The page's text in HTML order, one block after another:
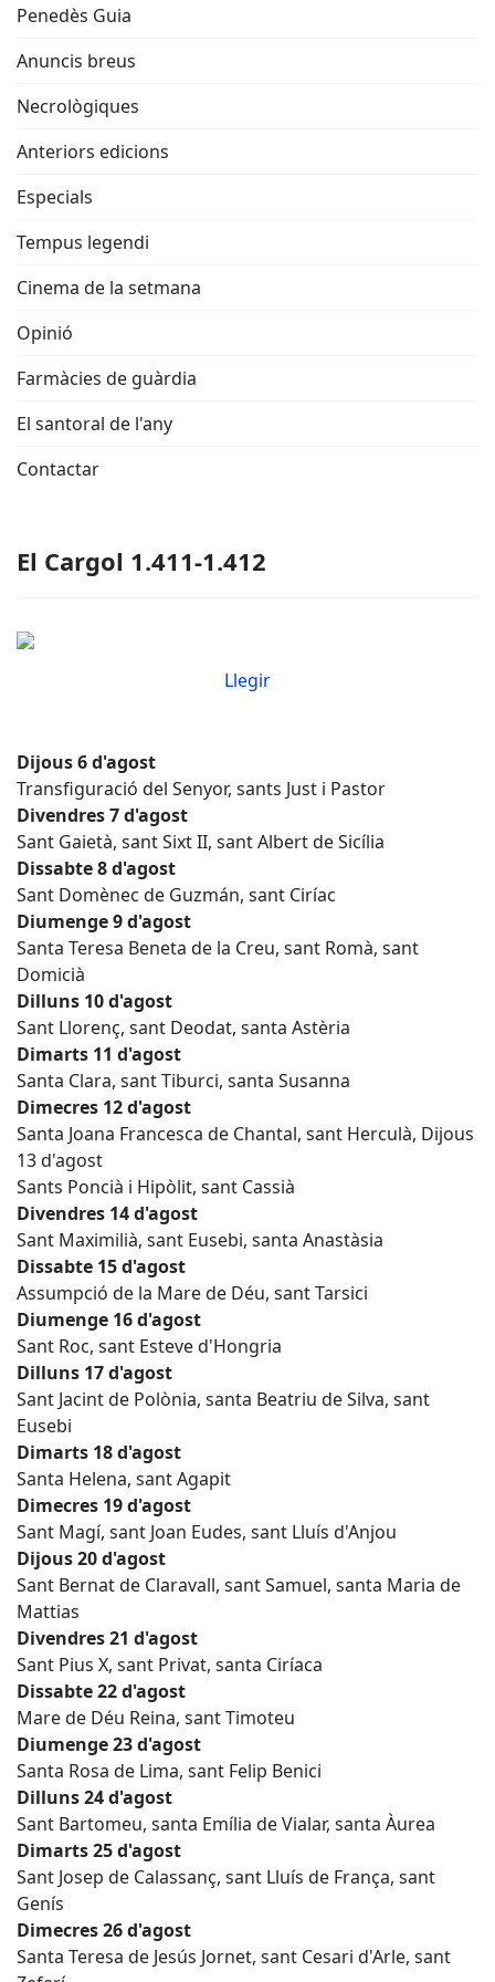
Penedès Guia
Anuncis breus
Necrològiques
Anteriors edicions
Especials
Tempus legendi
Cinema de la setmana
Opinió
Farmàcies de guàrdia
El santoral de l'any
Contactar
El Cargol 1.411-1.412
Llegir
Dijous 6 d'agost
Transfiguració del Senyor, sants Just i Pastor
Divendres 7 d'agost
Sant Gaietà, sant Sixt II, sant Albert de Sicília
Dissabte 8 d'agost
Sant Domènec de Guzmán, sant Ciríac
Diumenge 9 d'agost
Santa Teresa Beneta de la Creu, sant Romà, sant
Domicià
Dilluns 10 d'agost
Sant Llorenç, sant Deodat, santa Astèria
Dimarts 11 d'agost
Santa Clara, sant Tiburci, santa Susanna
Dimecres 12 d'agost
Santa Joana Francesca de Chantal, sant Herculà, Dijous
13 d'agost
Sants Poncià i Hipòlit, sant Cassià
Divendres 14 d'agost
Sant Maximilià, sant Eusebi, santa Anastàsia
Dissabte 15 d'agost
Assumpció de la Mare de Déu, sant Tarsici
Diumenge 16 d'agost
Sant Roc, sant Esteve d'Hongria
Dilluns 17 d'agost
Sant Jacint de Polònia, santa Beatriu de Silva, sant
Eusebi
Dimarts 18 d'agost
Santa Helena, sant Agapit
Dimecres 19 d'agost
Sant Magí, sant Joan Eudes, sant Lluís d'Anjou
Dijous 20 d'agost
Sant Bernat de Claravall, sant Samuel, santa Maria de
Mattias
Divendres 21 d'agost
Sant Pius X, sant Privat, santa Ciríaca
Dissabte 22 d'agost
Mare de Déu Reina, sant Timoteu
Diumenge 23 d'agost
Santa Rosa de Lima, sant Felip Benici
Dilluns 24 d'agost
Sant Bartomeu, santa Emília de Vialar, santa Àurea
Dimarts 25 d'agost
Sant Josep de Calassanç, sant Lluís de França, sant
Genís
Dimecres 26 d'agost
Santa Teresa de Jesús Jornet, sant Cesari d'Arle, sant